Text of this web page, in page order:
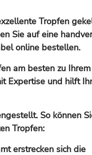
Tropfen
Sie auf eine
online bestellen.
am besten zu Ihrem
Expertise und hilft
So können
Tropfen:
erstrecken sich die